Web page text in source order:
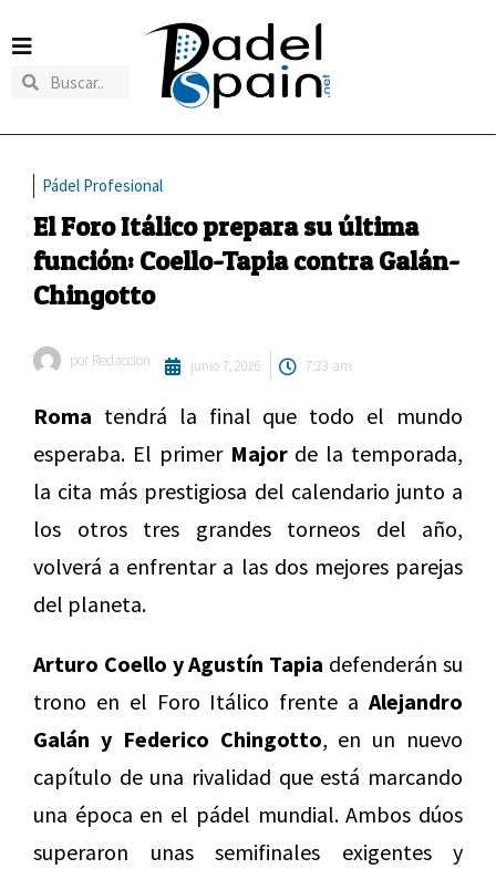
Pádel Profesional
El Foro Itálico prepara su última
función: Coello-Tapia contra Galán-
Chingotto
por Redaccion junio 7, 2026 7:23 am
Roma tendrá la final que todo el mundo
esperaba. El primer Majorde la temporada,
la cita más prestigiosa del calendario junto a
los otros tres grandes torneos del año,
volverá a enfrentar a las dos mejores parejas
del planeta.
Arturo Coello y Agustín Tapia defenderán su
trono en el Foro Itálico frente a Alejandro
Galán y Federico Chingotto, en un nuevo
capítulo de una rivalidad que está marcando
una época en el pádel mundial. Ambos dúos
superaron unas semifinales exigentes y